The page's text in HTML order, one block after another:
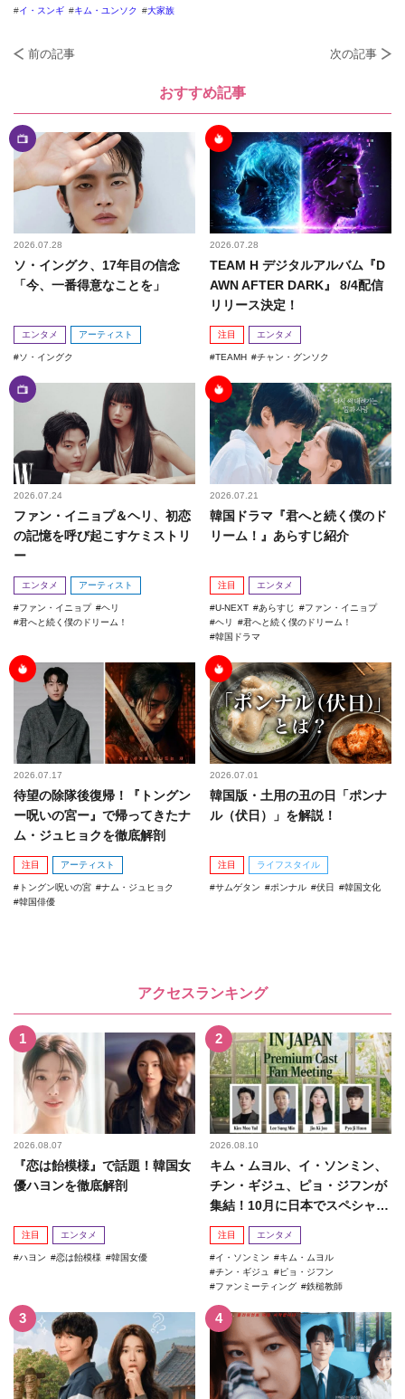
イ・スンギ キム・ユンソク 大家族
前の記事 次の記事
おすすめ記事
2026.07.28
ソ・イングク、17年目の信念
「今、一番得意なことを」
エンタメ アーティスト
ソ・イングク
2026.07.28
TEAM H デジタルアルバム『D
AWN AFTER DARK』 8/4配信
リリース決定！
注目 エンタメ
TEAMH チャン・グンソク
2026.07.24
ファン・イニョプ＆ヘリ、初恋
の記憶を呼び起こすケミストリ
ー
エンタメ アーティスト
ファン・イニョプ
ヘリ
君へと続く僕のドリーム！
2026.07.21
韓国ドラマ『君へと続く僕のド
リーム！』あらすじ紹介
注目 エンタメ
U-NEXT あらすじ
ファン・イニョプ
ヘリ
君へと続く僕のドリーム！
韓国ドラマ
2026.07.17
待望の除隊後復帰！『トングン
ー呪いの宮ー』で帰ってきたナ
ム・ジュヒョクを徹底解剖
注目 アーティスト
トングン呪いの宮
ナム・ジュヒョク
韓国俳優
2026.07.01
韓国版・土用の丑の日「ポンナ
ル（伏日）」を解説！
注目 ライフスタイル
サムゲタン ポンナル 伏日 韓国文化
アクセスランキング
2026.08.07
『恋は飴模様』で話題！韓国女
優ハヨンを徹底解剖
注目 エンタメ
ハヨン 恋は飴模様 韓国女優
2026.08.10
キム・ムヨル、イ・ソンミン、
チン・ギジュ、ピョ・ジフンが
集結！10月に日本でスペシャル
ファンミーティング開催決...
注目 エンタメ
イ・ソンミン
キム・ムヨル
チン・ギジュ
ピョ・ジフン
ファンミーティング
鉄槌教師